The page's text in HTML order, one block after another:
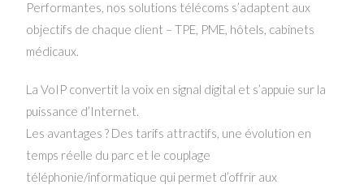
Performantes, nos solutions télécoms s’adaptent aux
objectifs de chaque client – TPE, PME, hôtels, cabinets
médicaux.
La VoIP convertit la voix en signal digital et s’appuie sur la
puissance d’Internet.
Les avantages ? Des tarifs attractifs, une évolution en
temps réelle du parc et le couplage
téléphonie/informatique qui permet d’offrir aux